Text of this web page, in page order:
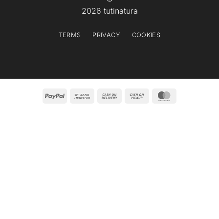
2026 tutinatura
TERMS PRIVACY COOKIES
PayPal
Bank
Cash
Cash